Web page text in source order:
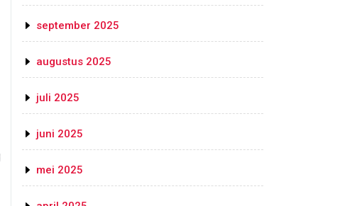
september 2025
augustus 2025
juli 2025
juni 2025
mei 2025